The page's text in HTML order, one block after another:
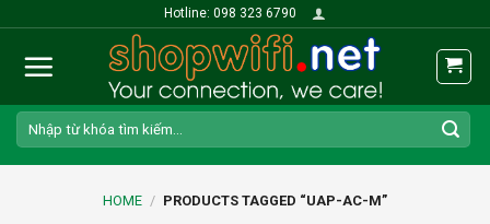
content
Hotline: 098 323 6790
Search
for:
HOME / PRODUCTS TAGGED “UAP-AC-M”